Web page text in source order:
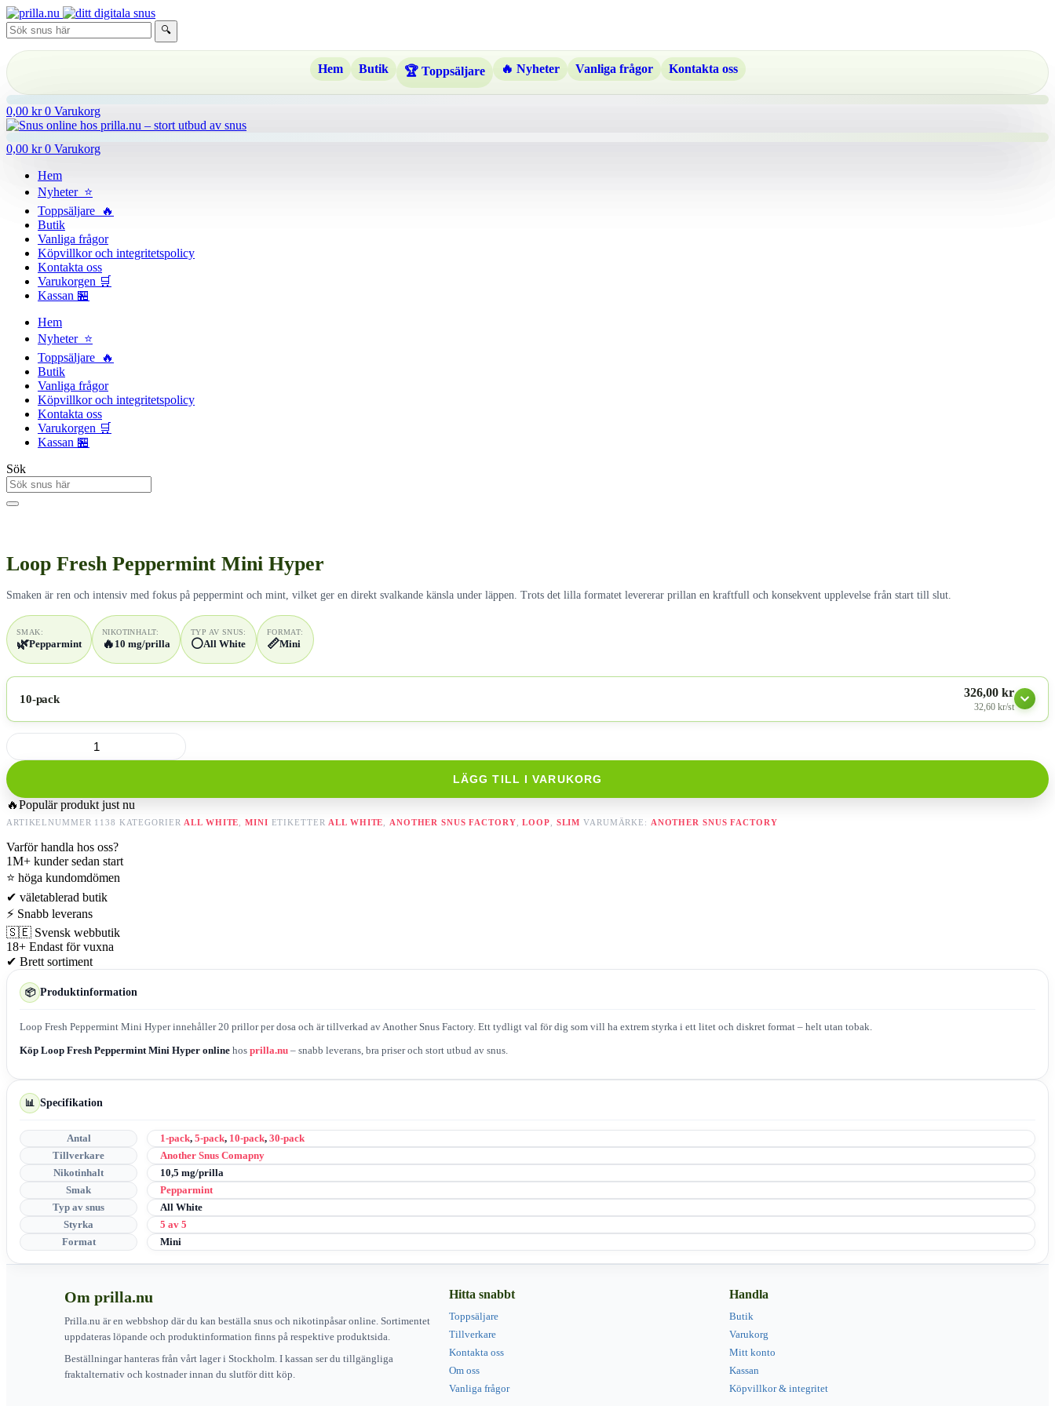
Hoppa
till
innehåll
🔍
Hem Butik 🏆 Toppsäljare 🔥 Nyheter Vanliga frågor Kontakta oss
0,00 kr 0 Varukorg
0,00 kr 0 Varukorg
Hem
Nyheter ⭐
Toppsäljare 🔥
Butik
Vanliga frågor
Köpvillkor och integritetspolicy
Kontakta oss
Varukorgen 🛒
Kassan 🏪
Hem
Nyheter ⭐
Toppsäljare 🔥
Butik
Vanliga frågor
Köpvillkor och integritetspolicy
Kontakta oss
Varukorgen 🛒
Kassan 🏪
Sök
Loop Fresh Peppermint Mini Hyper
Smaken är ren och intensiv med fokus på peppermint och mint, vilket ger en direkt svalkande känsla under läppen. Trots det lilla formatet levererar prillan en kraftfull och konsekvent upplevelse från start till slut.
SMAK:
🌿Pepparmint
NIKOTINHALT:
🔥 10 mg/prilla
TYP AV SNUS:
⚪All White
FORMAT:
📏Mini
10-pack 326,00 kr
32,60 kr/st
Loop
Fresh
Peppermint
Mini
Hyper
mängd
LÄGG TILL I VARUKORG
🔥Populär produkt just nu
ARTIKELNUMMER 1138 KATEGORIER ALL WHITE ,MINI ETIKETTER ALL WHITE ANOTHER SNUS FACTORY ,LOOP SLIM VARUMÄRKE: ANOTHER SNUS FACTORY
Varför handla hos oss?
1M+ kunder sedan start
⭐ höga kundomdömen
✔ väletablerad butik
⚡ Snabb leverans
🇸🇪 Svensk webbutik
18+ Endast för vuxna
✔ Brett sortiment
📦 Produktinformation
Loop Fresh Peppermint Mini Hyper innehåller 20 prillor per dosa och är tillverkad av Another Snus Factory. Ett tydligt val för dig som vill ha extrem styrka i ett litet och diskret format – helt utan tobak.
Köp Loop Fresh Peppermint Mini Hyper online hos prilla.nu – snabb leverans, bra priser och stort utbud av snus.
📊 Specifikation
Antal 1-pack, 5-pack, 10-pack, 30-pack
Tillverkare
Another Snus Comapny
Nikotinhalt
10,5 mg/prilla
Smak
Pepparmint
Typ av snus
All White
Styrka
5 av 5
Format
Mini
Om prilla.nu
Prilla.nu är en webbshop där du kan beställa snus och nikotinpåsar online. Sortimentet
uppdateras löpande och produktinformation finns på respektive produktsida.
Beställningar hanteras från vårt lager i Stockholm. I kassan ser du tillgängliga
fraktalternativ och kostnader innan du slutför ditt köp.
Hitta snabbt
Toppsäljare
Tillverkare
Kontakta oss
Om oss
Vanliga frågor
Handla
Butik
Varukorg
Mitt konto
Kassan
Köpvillkor & integritet